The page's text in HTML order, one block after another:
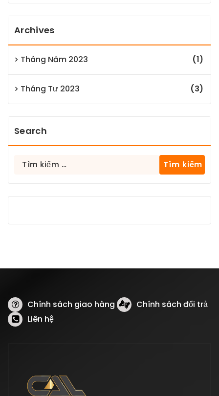
Archives
Tháng Năm 2023 (1)
Tháng Tư 2023 (3)
Search
Tìm
Chính sách giao hàng
Chính sách đổi trả
Liên hệ